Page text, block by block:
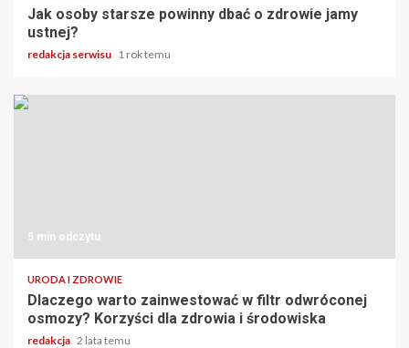
Jak osoby starsze powinny dbać o zdrowie jamy
ustnej?
redakcja serwisu 1 rok temu
5 min odczytu
URODA I ZDROWIE
Dlaczego warto zainwestować w filtr odwróconej
osmozy? Korzyści dla zdrowia i środowiska
redakcja 2 lata temu